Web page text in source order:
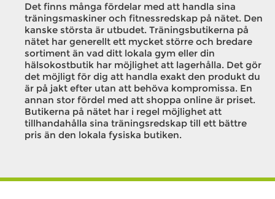
Det finns många fördelar med att handla sina
träningsmaskiner och fitnessredskap på nätet. Den
kanske största är utbudet. Träningsbutikerna på
nätet har generellt ett mycket större och bredare
sortiment än vad ditt lokala gym eller din
hälsokostbutik har möjlighet att lagerhålla. Det gör
det möjligt för dig att handla exakt den produkt du
är på jakt efter utan att behöva kompromissa. En
annan stor fördel med att shoppa online är priset.
Butikerna på nätet har i regel möjlighet att
tillhandahålla sina träningsredskap till ett bättre
pris än den lokala fysiska butiken.